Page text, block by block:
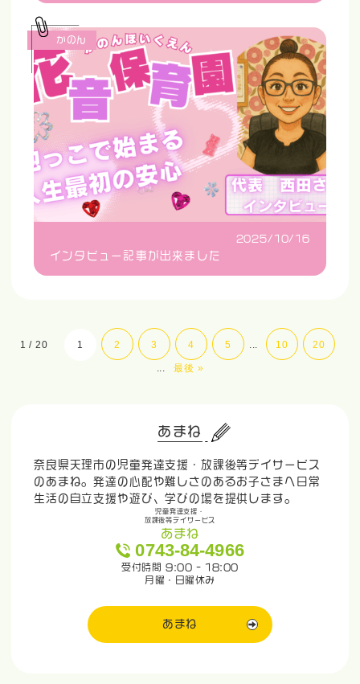
2025/10/16
インタビュー記事が出来ました
かのん
1 / 20 1 2 3 4 5 ... 10 20
... 最後 »
あまね
奈良県天理市の児童発達支援・放課後等デイサービス
のあまね。発達の心配や難しさのあるお子さまへ日常
生活の自立支援や遊び、学びの場を提供します。
児童発達支援・
放課後等デイサービス
あまね
0743-84-4966
受付時間 9:00 - 18:00
月曜・日曜休み
あまね